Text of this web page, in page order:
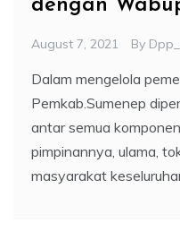
dengan
August 7, 2021 By
Dalam mengelola
Pemkab.Sumenep
antar semua
pimpinannya, ulama,
masyarakat